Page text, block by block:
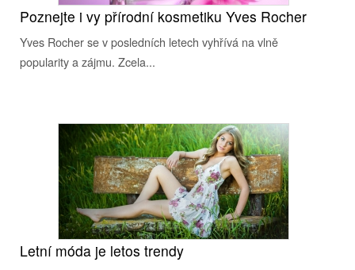
Poznejte i vy přírodní kosmetiku Yves Rocher
Yves Rocher se v posledních letech vyhřívá na vlně
popularity a zájmu. Zcela...
Letní móda je letos trendy